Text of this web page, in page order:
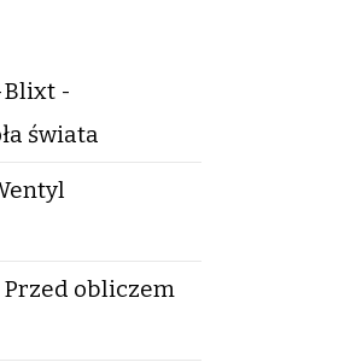
-
świata
obliczem